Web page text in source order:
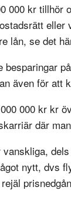
000 kr
lån, se det
besparingar
även för att
000 kr kr
där
nytt, dvs